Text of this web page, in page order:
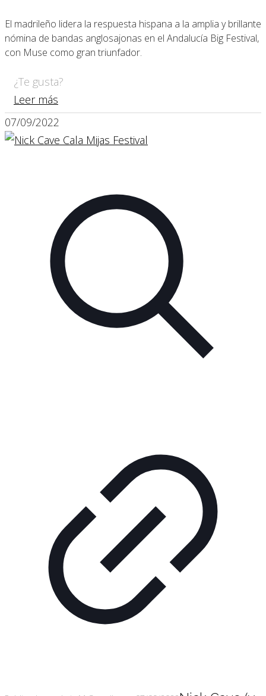
El madrileño lidera la respuesta hispana a la amplia y brillante
nómina de bandas anglosajonas en el Andalucía Big Festival,
con Muse como gran triunfador.
¿Te gusta?
Leer más
07/09/2022